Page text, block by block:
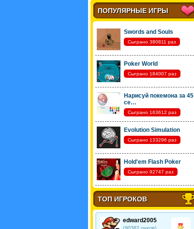
ПОПУЛЯРНЫЕ ИГРЫ
Swords and Souls
Сыграно 380811 раз
Poker World
Сыграно 184007 раз
Нарисуй покемона за 45
се…
Сыграно 163612 раз
Evolution Simulation
Сыграно 133296 раз
Hold'em Flash Poker
Сыграно 92747 раз
ТОП ИГРОКОВ
edward2005